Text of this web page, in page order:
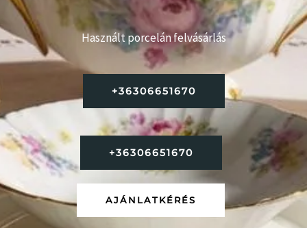
Használt porcelán felvásárlás
+36306651670
+36306651670
AJÁNLATKÉRÉS